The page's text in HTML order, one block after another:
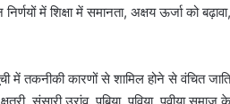
में शिक्षा में समानता, अक्षय ऊर्जा को
तकनीकी कारणों से शामिल होने से वंचित